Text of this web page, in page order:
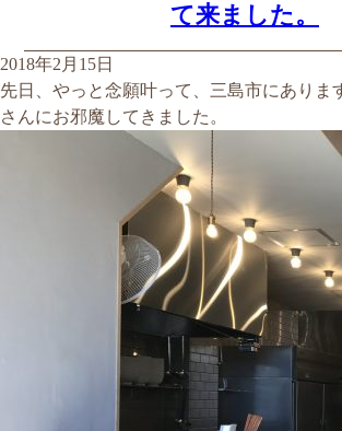
て来ました。
2018年2月15日
先日、やっと念願叶って、三島市にありま
さんにお邪魔してきました。